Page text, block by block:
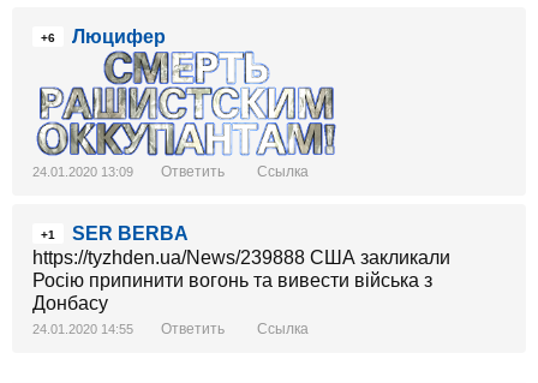
+6 Люцифер
24.01.2020 13:09 Ответить Ссылка
+1
SER BERBA
https://tyzhden.ua/News/239888 США закликали
Росію припинити вогонь та вивести війська з
Донбасу
24.01.2020 14:55 Ответить Ссылка